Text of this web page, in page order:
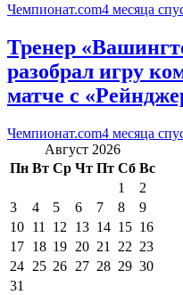
Чемпионат.com4 месяца
Тренер
разобрал игру
матче с
Чемпионат.com4 месяца
Август 2026
Пн Вт Ср Чт Пт Сб Вс
1
2
3
4 5 6 7 8
9
10 11 12 13 14 15 16
17 18 19 20 21 22 23
24 25 26 27 28 29 30
31